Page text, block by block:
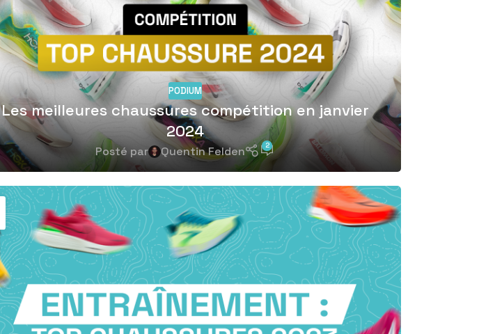
PODIUM
Les meilleures chaussures compétition en janvier
2024
Posté par Quentin Felden 2